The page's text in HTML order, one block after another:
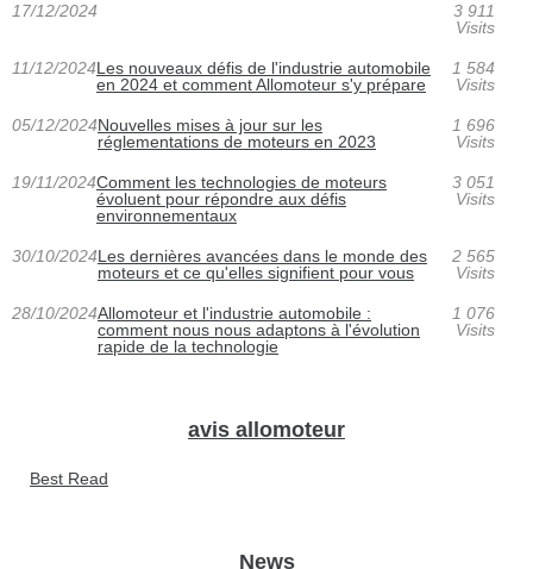
17/12/2024
3 911
Visits
11/12/2024Les nouveaux défis de l'industrie automobile
en 2024 et comment Allomoteur s'y prépare
1 584
Visits
05/12/2024Nouvelles mises à jour sur les
réglementations de moteurs en 2023
1 696
Visits
19/11/2024Comment les technologies de moteurs
évoluent pour répondre aux défis
environnementaux
3 051
Visits
30/10/2024Les dernières avancées dans le monde des
moteurs et ce qu'elles signifient pour vous
2 565
Visits
28/10/2024Allomoteur et l'industrie automobile :
comment nous nous adaptons à l'évolution
rapide de la technologie
1 076
Visits
avis allomoteur
Best Read
News